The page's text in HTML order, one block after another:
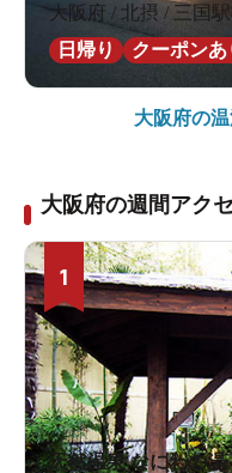
大阪府 / 北摂 / 三国駅
日帰り
クーポンあ
大阪府の
大阪府の週間アク
1
天然温泉 なにわの湯